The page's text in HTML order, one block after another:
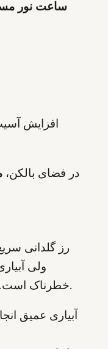
ساعت نور
افزایش
در فضای بالکن،
رز گلدانی
ولی
خطرناک.
آبیاری عمیق